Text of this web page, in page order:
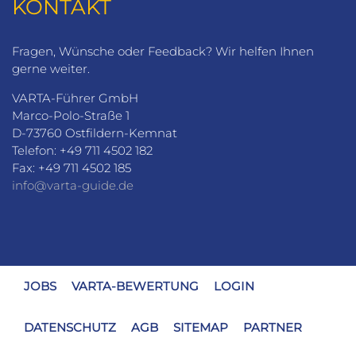
KONTAKT
Fragen, Wünsche oder Feedback? Wir helfen Ihnen
gerne weiter.
VARTA-Führer GmbH
Marco-Polo-Straße 1
D-73760 Ostfildern-Kemnat
Telefon: +49 711 4502 182
Fax: +49 711 4502 185
info@varta-guide.de
JOBS VARTA-BEWERTUNG LOGIN
DATENSCHUTZ AGB SITEMAP PARTNER